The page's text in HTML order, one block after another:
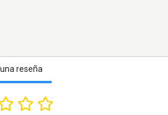
reseña